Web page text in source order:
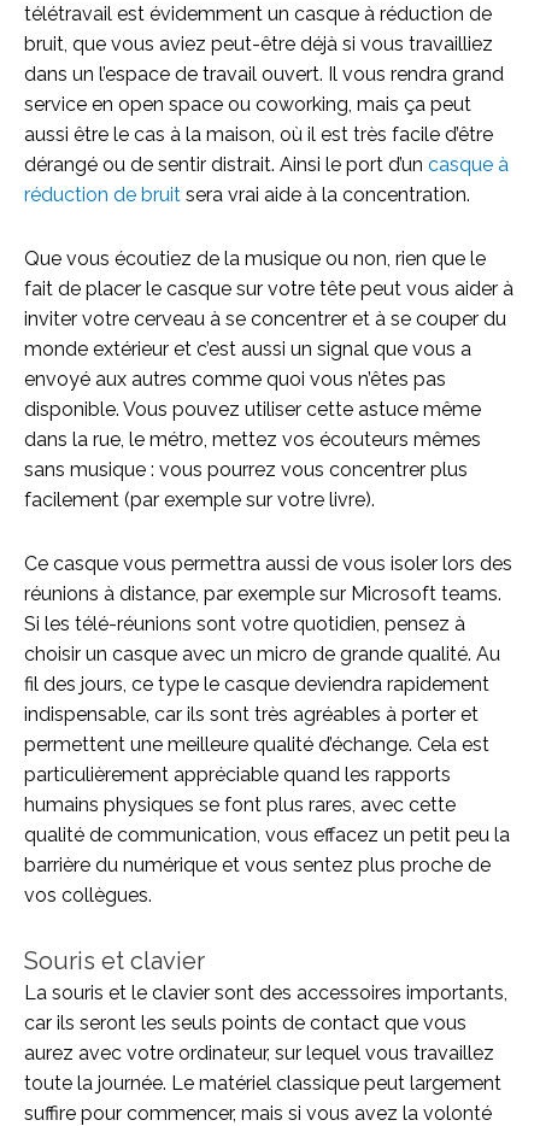
télétravail est évidemment un casque à réduction de
bruit, que vous aviez peut-être déjà si vous travailliez
dans un l’espace de travail ouvert. Il vous rendra grand
service en open space ou coworking, mais ça peut
aussi être le cas à la maison, où il est très facile d’être
dérangé ou de sentir distrait. Ainsi le port d’un casque à
réduction de bruit sera vrai aide à la concentration.
Que vous écoutiez de la musique ou non, rien que le
fait de placer le casque sur votre tête peut vous aider à
inviter votre cerveau à se concentrer et à se couper du
monde extérieur et c’est aussi un signal que vous a
envoyé aux autres comme quoi vous n’êtes pas
disponible. Vous pouvez utiliser cette astuce même
dans la rue, le métro, mettez vos écouteurs mêmes
sans musique : vous pourrez vous concentrer plus
facilement (par exemple sur votre livre).
Ce casque vous permettra aussi de vous isoler lors des
réunions à distance, par exemple sur Microsoft teams.
Si les télé-réunions sont votre quotidien, pensez à
choisir un casque avec un micro de grande qualité. Au
fil des jours, ce type le casque deviendra rapidement
indispensable, car ils sont très agréables à porter et
permettent une meilleure qualité d’échange. Cela est
particulièrement appréciable quand les rapports
humains physiques se font plus rares, avec cette
qualité de communication, vous effacez un petit peu la
barrière du numérique et vous sentez plus proche de
vos collègues.
Souris et clavier
La souris et le clavier sont des accessoires importants,
car ils seront les seuls points de contact que vous
aurez avec votre ordinateur, sur lequel vous travaillez
toute la journée. Le matériel classique peut largement
suffire pour commencer, mais si vous avez la volonté